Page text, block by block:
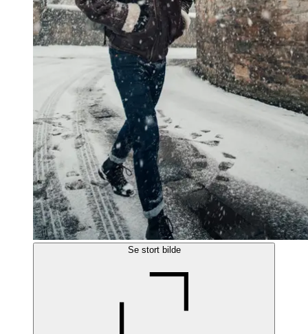
Se stort bilde